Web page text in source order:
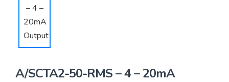
Nhà sản xuất thiết bị điều khiển
Cung cấp giải pháp quản lý cho toà nhà (BMS)
Bài viết
Hợp tác
A/SCTA2-50-RMS – 4 – 20mA